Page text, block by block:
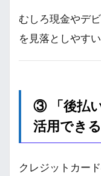
むしろ現金やデ
を見落としやす
③ 「後払
活用できる
クレジットカー